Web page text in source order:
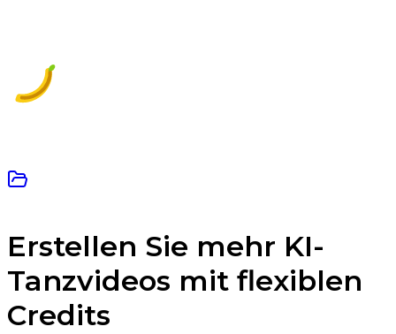
Erstellen Sie mehr KI-
Tanzvideos mit flexiblen
Credits